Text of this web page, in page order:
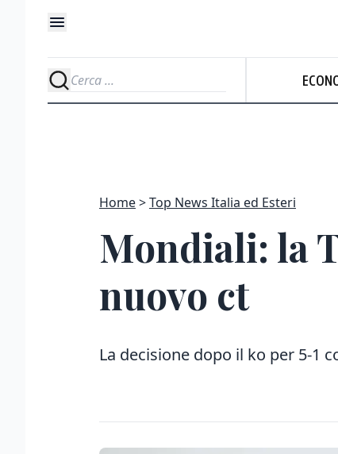
Home Top News Italia ed Esteri
Mondiali: la
nuovo ct
La decisione dopo il ko per 5-1